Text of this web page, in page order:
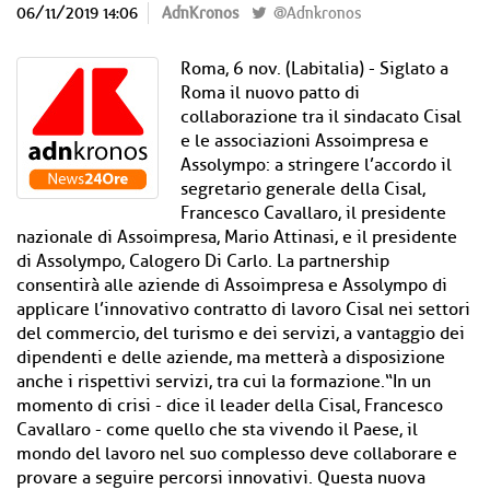
06/11/2019 14:06 AdnKronos @Adnkronos
Roma, 6 nov. (Labitalia) - Siglato a
Roma il nuovo patto di
collaborazione tra il sindacato Cisal
e le associazioni Assoimpresa e
Assolympo: a stringere l’accordo il
segretario generale della Cisal,
Francesco Cavallaro, il presidente
nazionale di Assoimpresa, Mario Attinasi, e il presidente
di Assolympo, Calogero Di Carlo. La partnership
consentirà alle aziende di Assoimpresa e Assolympo di
applicare l’innovativo contratto di lavoro Cisal nei settori
del commercio, del turismo e dei servizi, a vantaggio dei
dipendenti e delle aziende, ma metterà a disposizione
anche i rispettivi servizi, tra cui la formazione.“In un
momento di crisi - dice il leader della Cisal, Francesco
Cavallaro - come quello che sta vivendo il Paese, il
mondo del lavoro nel suo complesso deve collaborare e
provare a seguire percorsi innovativi. Questa nuova